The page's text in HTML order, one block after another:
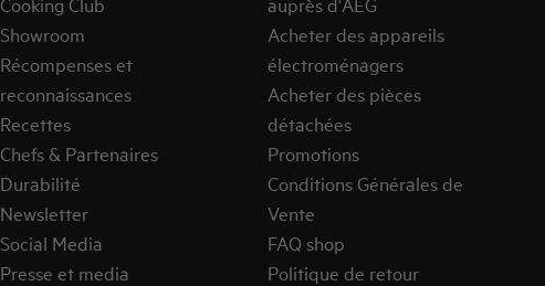
Showroom
Récompenses et
reconnaissances
Recettes
Chefs & Partenaires
Durabilité
Newsletter
Social Media
Presse et media
Acheter des appareils
électroménagers
Acheter des pièces
détachées
Promotions
Conditions Générales de
Vente
FAQ shop
Politique de retour